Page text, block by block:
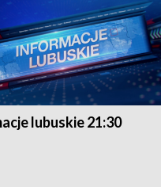
lubuskie 21:30